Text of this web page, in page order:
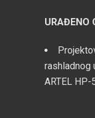
URAĐENO
rashladnog
ARTEL HP-